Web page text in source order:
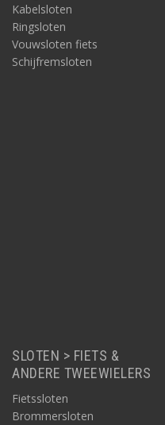
Kabelsloten
Ringsloten
Vouwsloten fiets
Schijfremsloten
SLOTEN > FIETS &
ANDERE TWEEWIELERS
Fietssloten
Brommersloten